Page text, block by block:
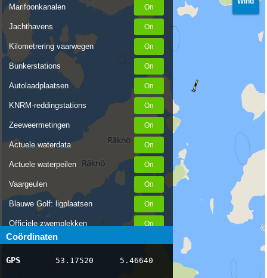
Marifoonkanalen
Jachthavens
Kilometrering vaarwegen
Bunkerstations
Autolaadplaatsen
KNRM-reddingstations
Zeeweermetingen
Actuele waterdata
Actuele waterpeilen
Vaargeulen
Blauwe Golf: ligplaatsen
Officiele zwemplekken
Stremmingen/hinder
AIS scheepsposities
Coördinaten
GPS 53.17520 5.46640